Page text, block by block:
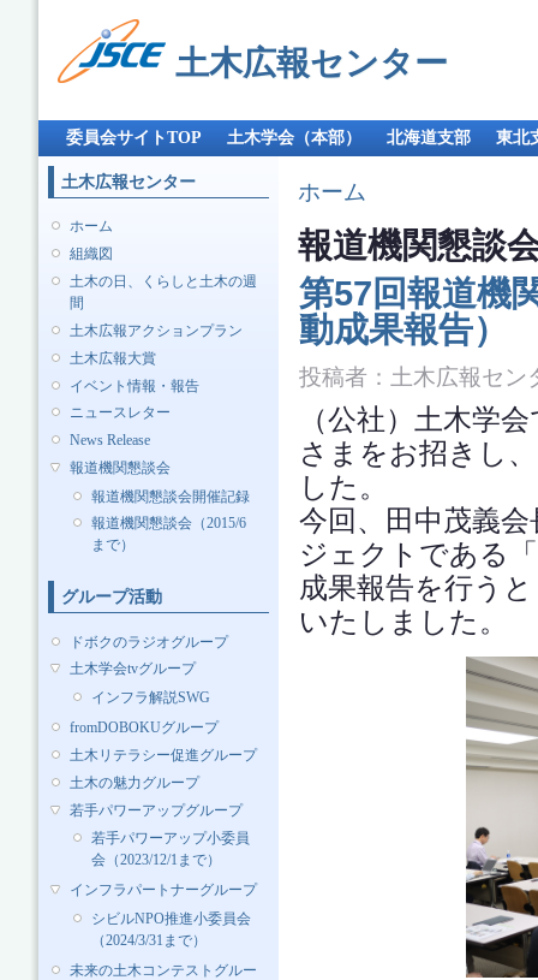
テ
動
土木広報センター
メインメニュー
委員会サイトTOP 土木学会（本部） 北海道支部 東北
土木広報センター
ホーム
組織図
土木の日、くらしと土木の週
間
土木広報アクションプラン
土木広報大賞
イベント情報・報告
ニュースレター
News Release
報道機関懇談会
報道機関懇談会開催記録
報道機関懇談会（2015/6
まで）
グループ活動
ドボクのラジオグループ
土木学会tvグループ
インフラ解説SWG
fromDOBOKUグループ
土木リテラシー促進グループ
土木の魅力グループ
若手パワーアップグループ
若手パワーアップ小委員
会（2023/12/1まで）
インフラパートナーグループ
シビルNPO推進小委員会
（2024/3/31まで）
未来の土木コンテストグルー
現在地
ホーム
報道機関懇談
第57回報道機
動成果報告）
投稿者： 土木広報セン
（公社）土木学
さまをお招きし
した。
今回、田中茂義
ジェクトである
成果報告を行う
いたしました。